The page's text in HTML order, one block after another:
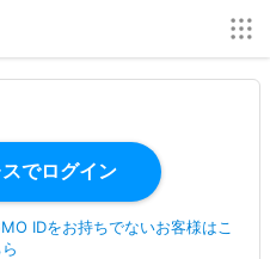
IDをお持ちでないお客様はこ